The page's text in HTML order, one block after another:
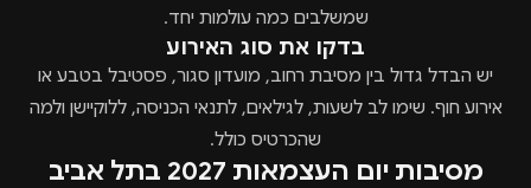
שמשלבים כמה עולמות יחד.
בדקו את סוג האירוע
יש הבדל גדול בין מסיבת רחוב, מועדון סגור, פסטיבל בטבע או
אירוע חוף. שימו לב לשעות, לגילאים, לתנאי הכניסה, ללוקיישן ולמה
שהכרטיס כולל.
מסיבות יום העצמאות 2027 בתל אביב